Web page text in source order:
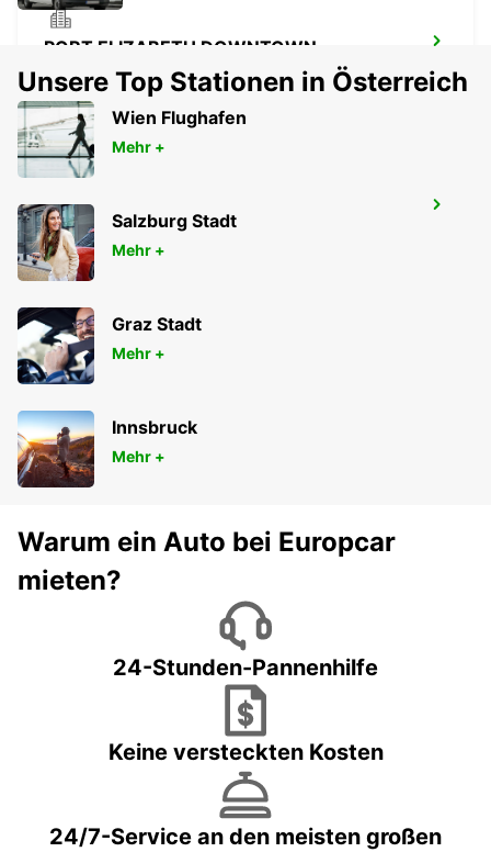
PORT ELIZABETH DOWNTOWN
GQEBERHA - SOUTH AFRICA
PORT ELIZABETH FLGHF
PORT ELIZABETH - SOUTH AFRICA
Unsere Top Stationen in Österreich
Wien Flughafen
Mehr +
Salzburg Stadt
Mehr +
Graz Stadt
Mehr +
Innsbruck
Mehr +
Warum ein Auto bei Europcar
mieten?
24-Stunden-Pannenhilfe
Keine versteckten Kosten
24/7-Service an den meisten großen